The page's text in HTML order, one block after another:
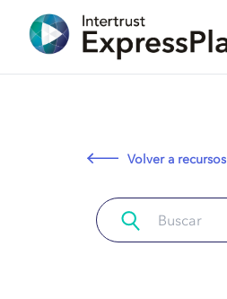
Volver a recursos